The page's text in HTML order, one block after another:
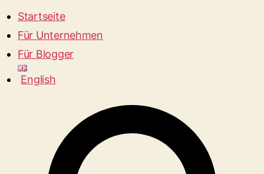
Startseite
Für Unternehmen
Für Blogger
English